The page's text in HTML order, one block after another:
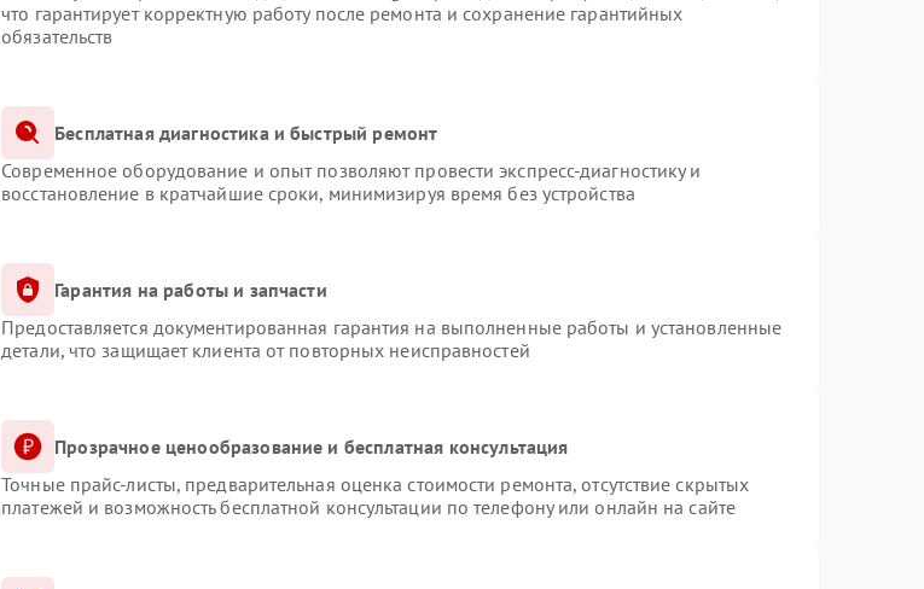
что гарантирует корректную работу после ремонта и сохранение гарантийных
обязательств
Бесплатная диагностика и быстрый ремонт
Современное оборудование и опыт позволяют провести экспресс-диагностику и
восстановление в кратчайшие сроки, минимизируя время без устройства
Гарантия на работы и запчасти
Предоставляется документированная гарантия на выполненные работы и установленные
детали, что защищает клиента от повторных неисправностей
Прозрачное ценообразование и бесплатная консультация
Точные прайс-листы, предварительная оценка стоимости ремонта, отсутствие скрытых
платежей и возможность бесплатной консультации по телефону или онлайн на сайте